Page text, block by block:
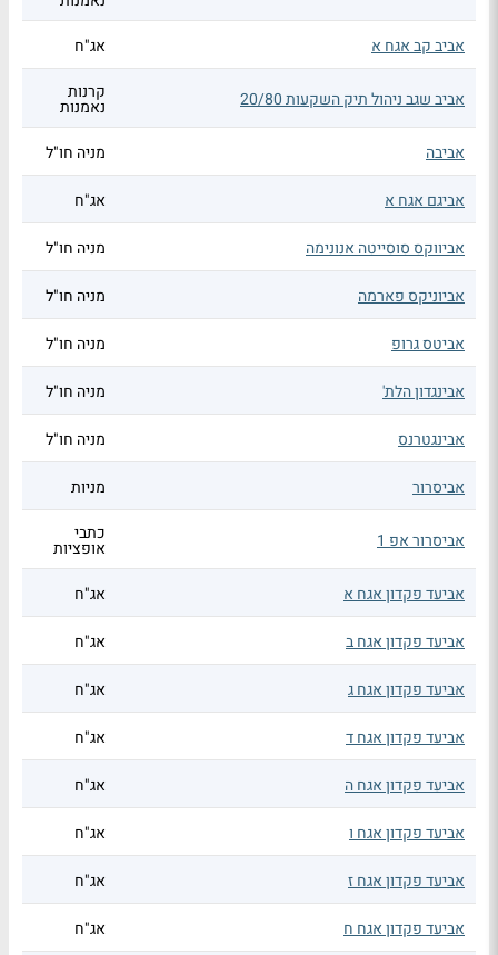
אביב קב אגח א
אג"ח
אביב שגב ניהול תיק השקעות 20/80 קרנות
נאמנות
אביבה
מניה חו"ל
אביגם אגח א אג"ח
אביווקס סוסייטה אנונימה מניה חו"ל
אביוניקס פארמה מניה חו"ל
אביטס גרופ מניה חו"ל
אבינגדון הלת' מניה חו"ל
אבינגטרנס מניה חו"ל
אביסרור מניות
אביסרור אפ 1 כתבי
אופציות
אביעד פקדון אגח א
אג"ח
אביעד פקדון אגח ב אג"ח
אביעד פקדון אגח ג אג"ח
אביעד פקדון אגח ד אג"ח
אביעד פקדון אגח ה אג"ח
אביעד פקדון אגח ו אג"ח
אביעד פקדון אגח ז אג"ח
אביעד פקדון אגח ח אג"ח